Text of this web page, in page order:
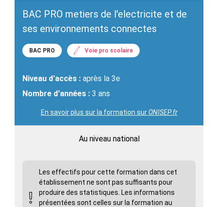
BAC PRO metiers de l'electricite et de
ses environnements connectes
BAC PRO Voie pro scolaire
Niveau d'accès : après la 3e
Nombre d'années : 3 ans
En savoir plus sur la formation surONISEP.fr
Au niveau national
Les effectifs pour cette formation dans cet
établissement ne sont pas suffisants pour
produire des statistiques. Les informations
présentées sont celles sur la formation au